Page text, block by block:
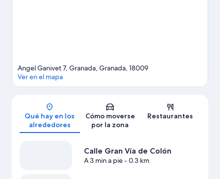
Mapa
Angel Ganivet 7, Granada, Granada, 18009
Ver en el mapa
Qué hay en los
alrededores
Cómo moverse
por la zona
Restaurantes
Calle Gran Vía de Colón
A 3 min a pie- 0.3 km